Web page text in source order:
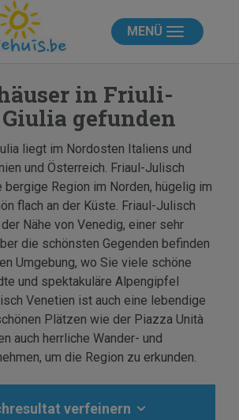
MENÜ
in Friuli-
gefunden
liegt im Nordosten Italiens und
und Österreich. Friaul-Julisch
Region im Norden, hügelig im
flach an der Küste. Friaul-Julisch
Nähe von Venedig, einer sehr
die schönsten Gegenden befinden
Umgebung, wo Sie viele schöne
und spektakuläre Alpengipfel
Venetien ist auch eine lebendige
Plätzen wie der Piazza Unità
auch herrliche Wander- und
um die Region zu erkunden.
verfeinern